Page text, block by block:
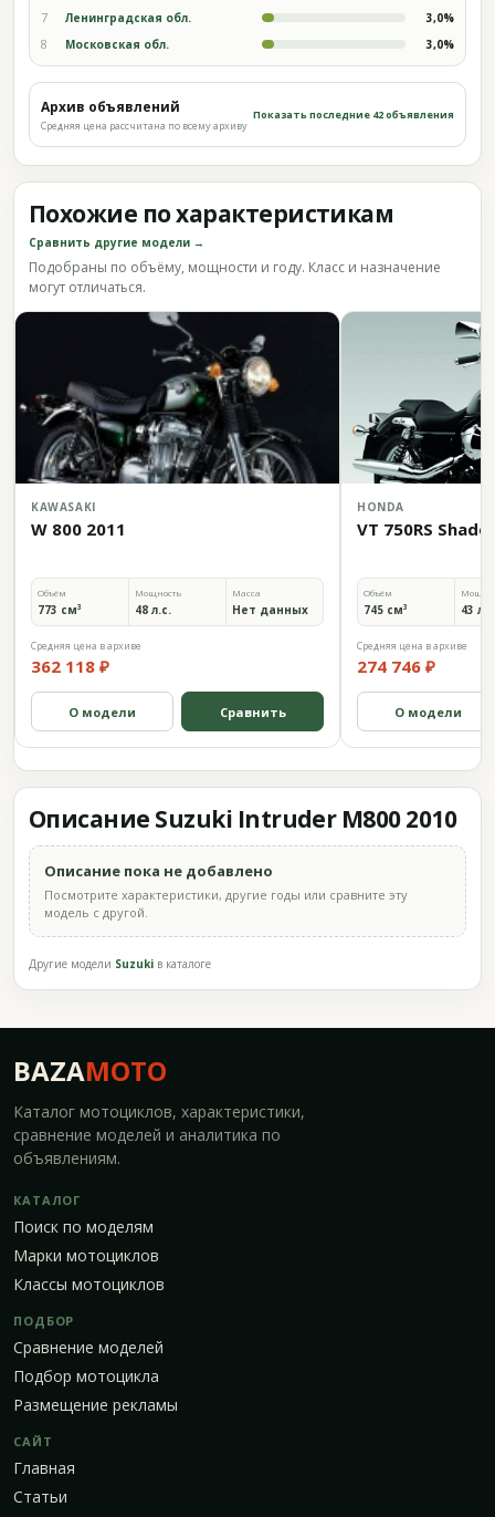
7 Ленинградская обл. 3,0%
8 Московская обл. 3,0%
Архив объявлений
Средняя цена рассчитана по всему архиву
Показать последние 42 объявления
Похожие по характеристикам
Сравнить другие модели →
Подобраны по объёму, мощности и году. Класс и назначение
могут отличаться.
KAWASAKI
W 800 2011
Объём
773 см³
Мощность
48 л.с.
Масса
Нет данных
Средняя цена в архиве
362 118 ₽
О модели Сравнить
HONDA
VT 750RS
Объём
745 см³ 43
Средняя цена в архиве
274 746 ₽
О модели
Описание Suzuki Intruder M800 2010
Описание пока не добавлено
Посмотрите характеристики, другие годы или сравните эту
модель с другой.
Другие модели Suzuki в каталоге
BAZAMOTO
Каталог мотоциклов, характеристики,
сравнение моделей и аналитика по
объявлениям.
КАТАЛОГ
Поиск по моделям
Марки мотоциклов
Классы мотоциклов
ПОДБОР
Сравнение моделей
Подбор мотоцикла
Размещение рекламы
САЙТ
Главная
Статьи